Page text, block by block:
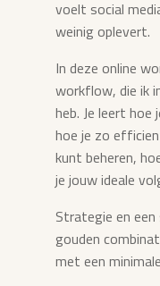
voelt social
weinig oplevert.
In deze online
workflow, die ik
heb. Je leert
hoe je zo
kunt beheren,
je jouw ideale
Strategie en
gouden
met een